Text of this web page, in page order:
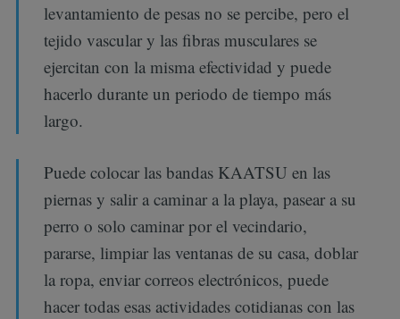
levantamiento de pesas no se percibe, pero el
tejido vascular y las fibras musculares se
ejercitan con la misma efectividad y puede
hacerlo durante un periodo de tiempo más
largo.
Puede colocar las bandas KAATSU en las
piernas y salir a caminar a la playa, pasear a su
perro o solo caminar por el vecindario,
pararse, limpiar las ventanas de su casa, doblar
la ropa, enviar correos electrónicos, puede
hacer todas esas actividades cotidianas con las